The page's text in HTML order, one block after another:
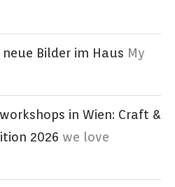
Bilder im Haus My
in Wien: Craft &
2026 we love